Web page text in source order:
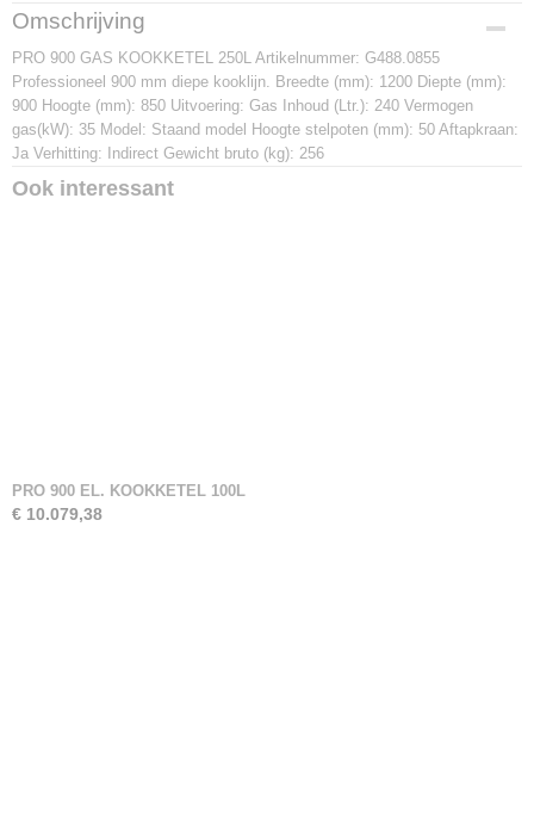
Productcode
Afmetingen (l,b,h)
0 x 900 x 0 mm
Omschrijving
PRO 900 GAS KOOKKETEL 250L Artikelnummer: G488.0855
Professioneel 900 mm diepe kooklijn. Breedte (mm): 1200 Diepte (mm):
900 Hoogte (mm): 850 Uitvoering: Gas Inhoud (Ltr.): 240 Vermogen
gas(kW): 35 Model: Staand model Hoogte stelpoten (mm): 50 Aftapkraan:
Ja Verhitting: Indirect Gewicht bruto (kg): 256
Ook interessant
PRO 900 EL. KOOKKETEL 100L
€ 10.079,38